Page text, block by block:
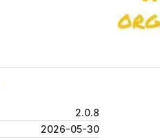
2.0.8
2026-05-30